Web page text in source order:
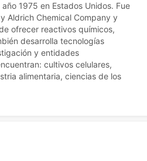
1975 en Estados Unidos. Fue
Aldrich Chemical Company y
ofrecer reactivos químicos,
desarrolla tecnologías
y entidades
cultivos celulares,
alimentaria, ciencias de los